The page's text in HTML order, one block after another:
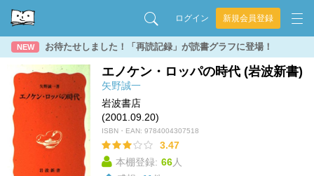
ログイン 新規会員登録
NEW お待たせしました！「再読記録」が読書グラフに登場！
エノケン・ロッパの時代 (岩波新書)
矢野誠一
岩波書店
(2001.09.20)
ISBN・EAN: 9784004307518
3.47
本棚登録: 66人